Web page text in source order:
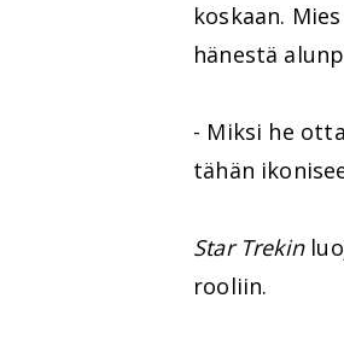
koskaan.
hänestä
- Miksi he
tähän
Star Trekin
rooliin.